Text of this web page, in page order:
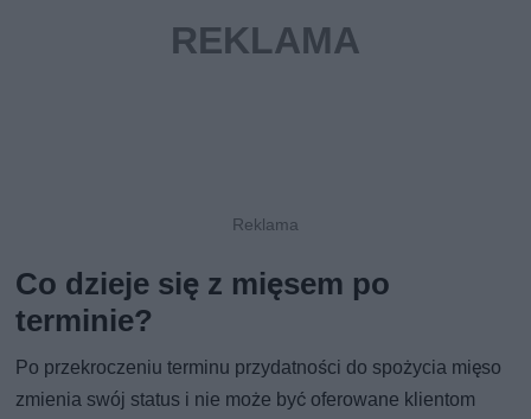
Co dzieje się z mięsem po
terminie?
Po przekroczeniu terminu przydatności do spożycia mięso
zmienia swój status i nie może być oferowane klientom